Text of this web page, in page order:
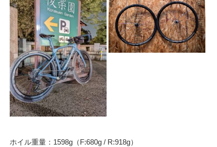
ホイル重量：1598g（F:680g / R:918g）